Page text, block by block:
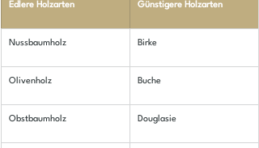
​Edlere Holzarten Günstigere Holzarten
​Nussbaumholz ​Birke
Olivenholz Buche
Obstbaumholz Douglasie